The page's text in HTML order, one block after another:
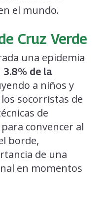
el mundo.
Cruz Verde
una epidemia
3.8% de la
a niños y
socorristas de
de
convencer al
borde,
de una
en momentos